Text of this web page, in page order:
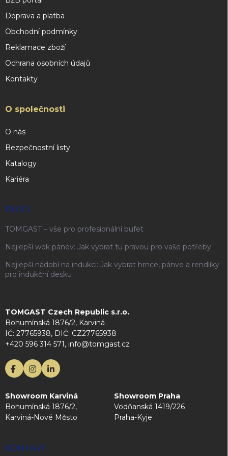
Doprava a platba
Obchodní podmínky
Reklamace zboží
Ochrana osobních údajů
Kontakty
O společnosti
O nás
Bezpečnostní listy
Katalogy
Kariéra
BLOG
TOMGAST – vše pro profesionální bufet
Nejlepší wok pánev: Jak vybrat tu pravou pro vaše potřeby
Nejlepší nádobí na indukci: Jak vybrat hrnce, pánve a rendlíky
pro indukční desku
TOMGAST Czech Republic s.r.o.
Bohumínská 1876/2, Karviná
IČ: 27765938, DIČ: CZ27765938
+420 596 314 571, info@tomgast.cz
Showroom Karviná
Bohumínská 1876/2,
Karviná-Nové Město
Showroom Praha
Vodňanská 1419/226
Praha-Kyje
KONTAKT